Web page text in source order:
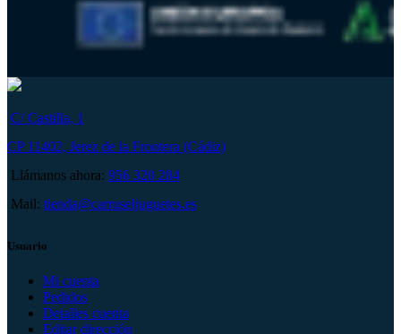
C/ Castilla, 1
CP 11402, Jerez de la Frontera (Cádiz)
Llámanos ahora: 956 320 284
Mail: tienda@carruseljuguetes.es
Usuario
Mi cuenta
Pedidos
Detalles cuenta
Editar dirección